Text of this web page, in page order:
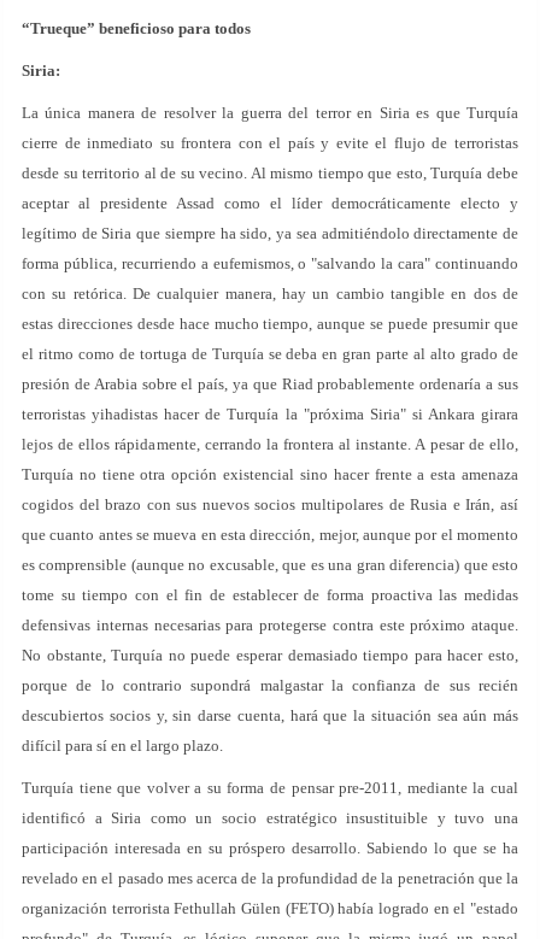
“Trueque” beneficioso para todos
Siria:
La única manera de resolver la guerra del terror en Siria es que Turquía
cierre de inmediato su frontera con el país y evite el flujo de terroristas
desde su territorio al de su vecino. Al mismo tiempo que esto, Turquía debe
aceptar al presidente Assad como el líder democráticamente electo y
legítimo de Siria que siempre ha sido, ya sea admitiéndolo directamente de
forma pública, recurriendo a eufemismos, o "salvando la cara" continuando
con su retórica. De cualquier manera, hay un cambio tangible en dos de
estas direcciones desde hace mucho tiempo, aunque se puede presumir que
el ritmo como de tortuga de Turquía se deba en gran parte al alto grado de
presión de Arabia sobre el país, ya que Riad probablemente ordenaría a sus
terroristas yihadistas hacer de Turquía la "próxima Siria" si Ankara girara
lejos de ellos rápidamente, cerrando la frontera al instante. A pesar de ello,
Turquía no tiene otra opción existencial sino hacer frente a esta amenaza
cogidos del brazo con sus nuevos socios multipolares de Rusia e Irán, así
que cuanto antes se mueva en esta dirección, mejor, aunque por el momento
es comprensible (aunque no excusable, que es una gran diferencia) que esto
tome su tiempo con el fin de establecer de forma proactiva las medidas
defensivas internas necesarias para protegerse contra este próximo ataque.
No obstante, Turquía no puede esperar demasiado tiempo para hacer esto,
porque de lo contrario supondrá malgastar la confianza de sus recién
descubiertos socios y, sin darse cuenta, hará que la situación sea aún más
difícil para sí en el largo plazo.
Turquía tiene que volver a su forma de pensar pre-2011, mediante la cual
identificó a Siria como un socio estratégico insustituible y tuvo una
participación interesada en su próspero desarrollo. Sabiendo lo que se ha
revelado en el pasado mes acerca de la profundidad de la penetración que la
organización terrorista Fethullah Gülen (FETO) había logrado en el "estado